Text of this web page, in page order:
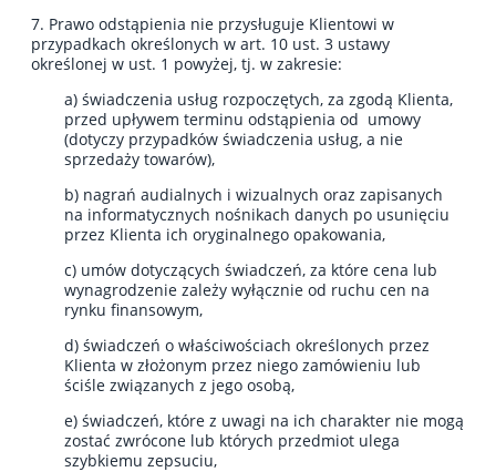
7. Prawo odstąpienia nie przysługuje Klientowi w
przypadkach określonych w art. 10 ust. 3 ustawy
określonej w ust. 1 powyżej, tj. w zakresie:
a) świadczenia usług rozpoczętych, za zgodą Klienta,
przed upływem terminu odstąpienia od umowy
(dotyczy przypadków świadczenia usług, a nie
sprzedaży towarów),
b) nagrań audialnych i wizualnych oraz zapisanych
na informatycznych nośnikach danych po usunięciu
przez Klienta ich oryginalnego opakowania,
c) umów dotyczących świadczeń, za które cena lub
wynagrodzenie zależy wyłącznie od ruchu cen na
rynku finansowym,
d) świadczeń o właściwościach określonych przez
Klienta w złożonym przez niego zamówieniu lub
ściśle związanych z jego osobą,
e) świadczeń, które z uwagi na ich charakter nie mogą
zostać zwrócone lub których przedmiot ulega
szybkiemu zepsuciu,